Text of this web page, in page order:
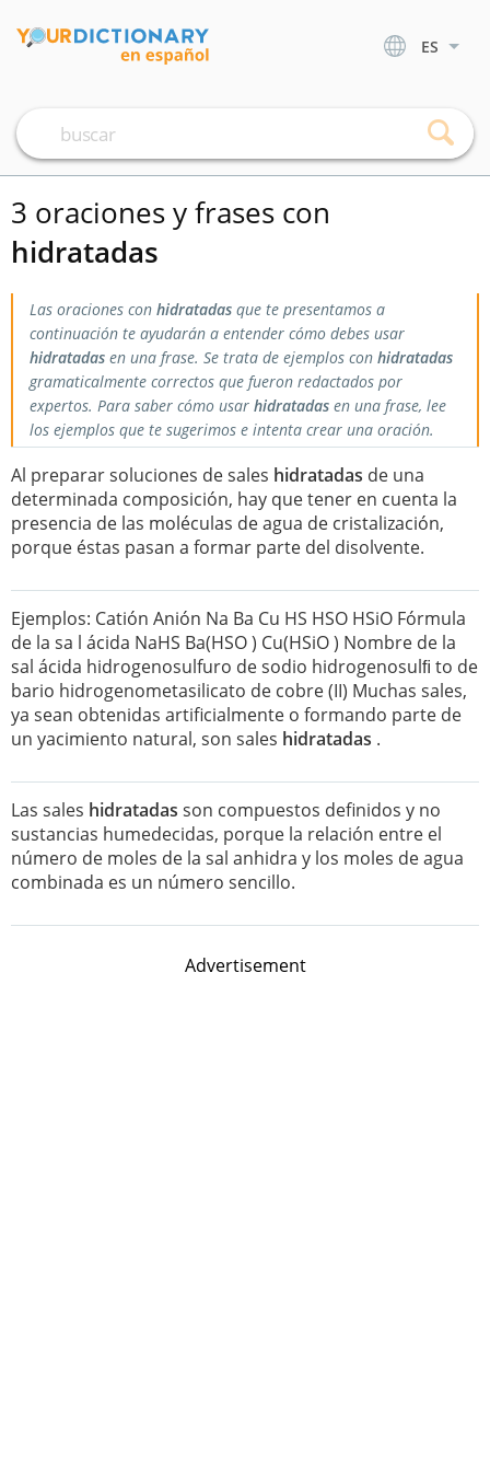
ES
3 oraciones y frases con
hidratadas
Las oraciones con hidratadas que te presentamos a
continuación te ayudarán a entender cómo debes usar
hidratadas en una frase. Se trata de ejemplos con hidratadas
gramaticalmente correctos que fueron redactados por
expertos. Para saber cómo usar hidratadas en una frase, lee
los ejemplos que te sugerimos e intenta crear una oración.
Al preparar soluciones de sales hidratadas de una
determinada composición, hay que tener en cuenta la
presencia de las moléculas de agua de cristalización,
porque éstas pasan a formar parte del disolvente.
Ejemplos: Catión Anión Na Ba Cu HS HSO HSiO Fórmula
de la sa l ácida NaHS Ba(HSO ) Cu(HSiO ) Nombre de la
sal ácida hidrogenosulfuro de sodio hidrogenosulﬁ to de
bario hidrogenometasilicato de cobre (II) Muchas sales,
ya sean obtenidas artificialmente o formando parte de
un yacimiento natural, son sales hidratadas .
Las sales hidratadas son compuestos definidos y no
sustancias humedecidas, porque la relación entre el
número de moles de la sal anhidra y los moles de agua
combinada es un número sencillo.
Advertisement